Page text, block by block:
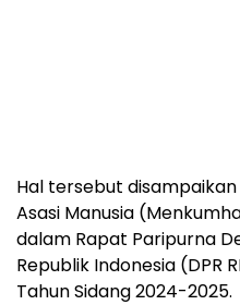
Hal tersebut
Asasi Manusia
dalam Rapat Paripurna
Republik Indonesia (DPR
Tahun Sidang 2024-2025.